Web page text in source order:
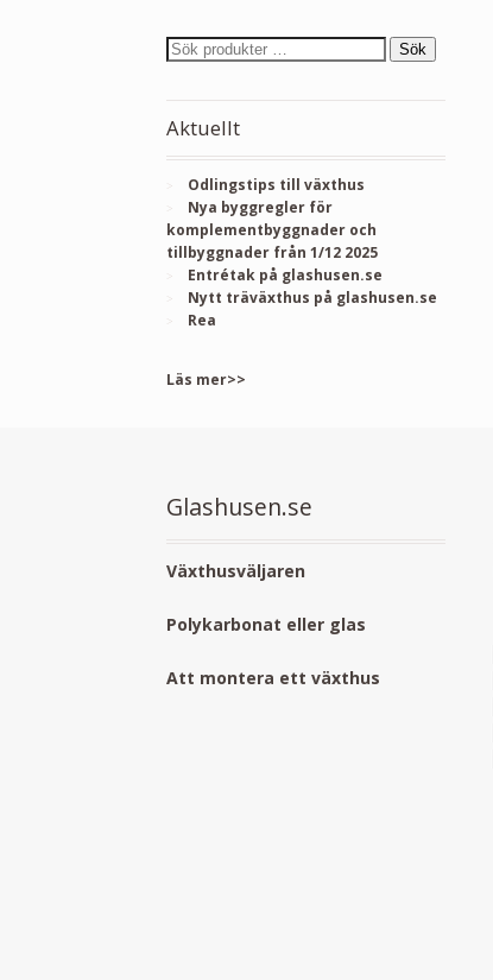
Sök
Aktuellt
Odlingstips till växthus
Nya byggregler för
komplementbyggnader och
tillbyggnader från 1/12 2025
Entrétak på glashusen.se
Nytt träväxthus på glashusen.se
Rea
Läs mer>>
Glashusen.se
Växthusväljaren
Polykarbonat eller glas
Att montera ett växthus